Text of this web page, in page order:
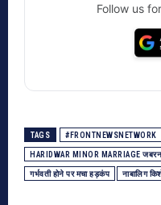
Follow us
TAGS #FRONTNEWSNETWORK
HARIDWAR MINOR MARRIAGE
गर्भवती होने पर मचा हड़कंप नाबालिग